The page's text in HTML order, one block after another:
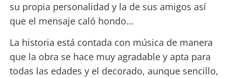
su propia personalidad y la de sus amigos así
que el mensaje caló hondo…
La historia está contada con música de manera
que la obra se hace muy agradable y apta para
todas las edades y el decorado, aunque sencillo,